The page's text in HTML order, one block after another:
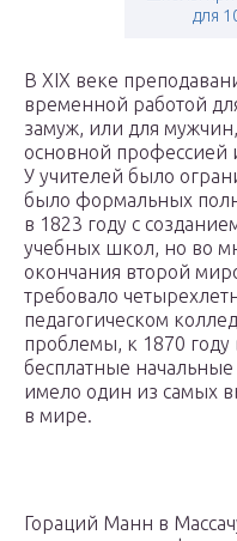
для
В XIX веке
временной работой
замуж, или для
основной профессией
У учителей было
было формальных
в 1823 году с
учебных школ, но во
окончания второй
требовало
педагогическом
проблемы, к 1870 году
бесплатные
имело один из самых
в мире.
Гораций Манн в